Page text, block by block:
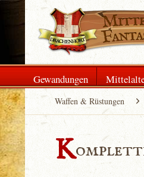
Gewandungen
Waffen & Rüstungen
K